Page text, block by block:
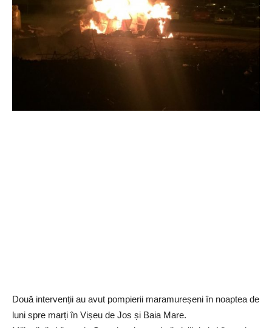
Două intervenții au avut pompierii maramureșeni în noaptea de
luni spre marți în Vișeu de Jos și Baia Mare.